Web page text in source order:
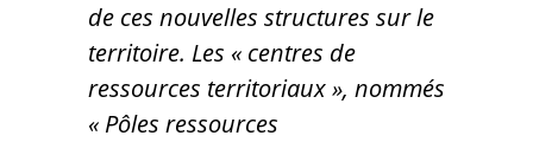
de ces nouvelles structures sur le
territoire. Les « centres de
ressources territoriaux », nommés
« Pôles ressources